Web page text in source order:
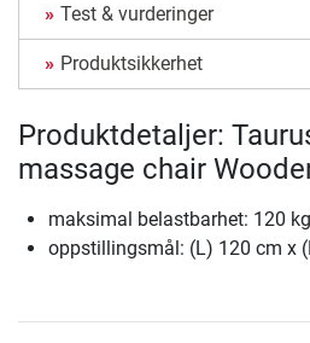
Test & vurderinger
Produktsikkerhet
Produktdetaljer:
massage chair
maksimal belastbarhet: 120 kg
oppstillingsmål: (L) 120 cm x